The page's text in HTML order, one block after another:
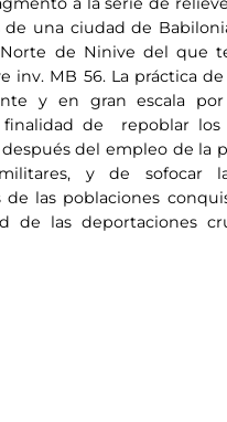
de una ciudad de
de Ninive del que
inv. MB 56. La práctica
y en gran escala por
finalidad de repoblar
después del empleo de la
y de sofocar
las poblaciones
de las deportaciones